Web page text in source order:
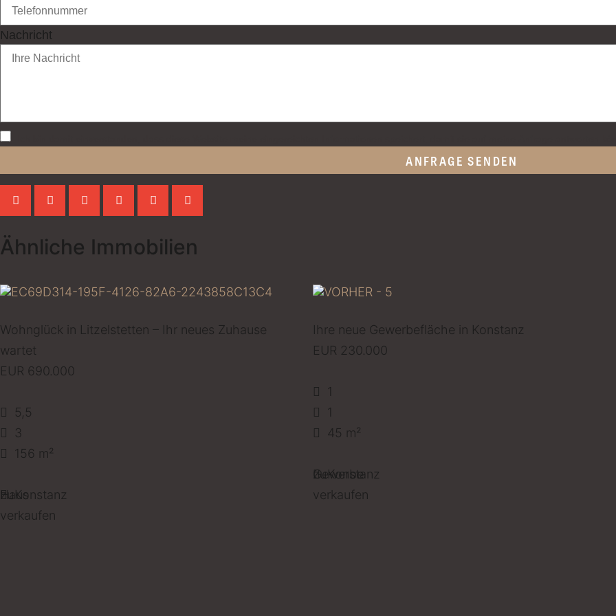
Nachricht
ANFRAGE SENDEN
Ähnliche Immobilien
Wohnglück in Litzelstetten – Ihr neues Zuhause
wartet
EUR 690.000
5,5
3
156 m²
Haus
zu
verkaufen
Konstanz
Ihre neue Gewerbefläche in Konstanz
EUR 230.000
1
1
45 m²
Gewerbe
zu
verkaufen
Konstanz